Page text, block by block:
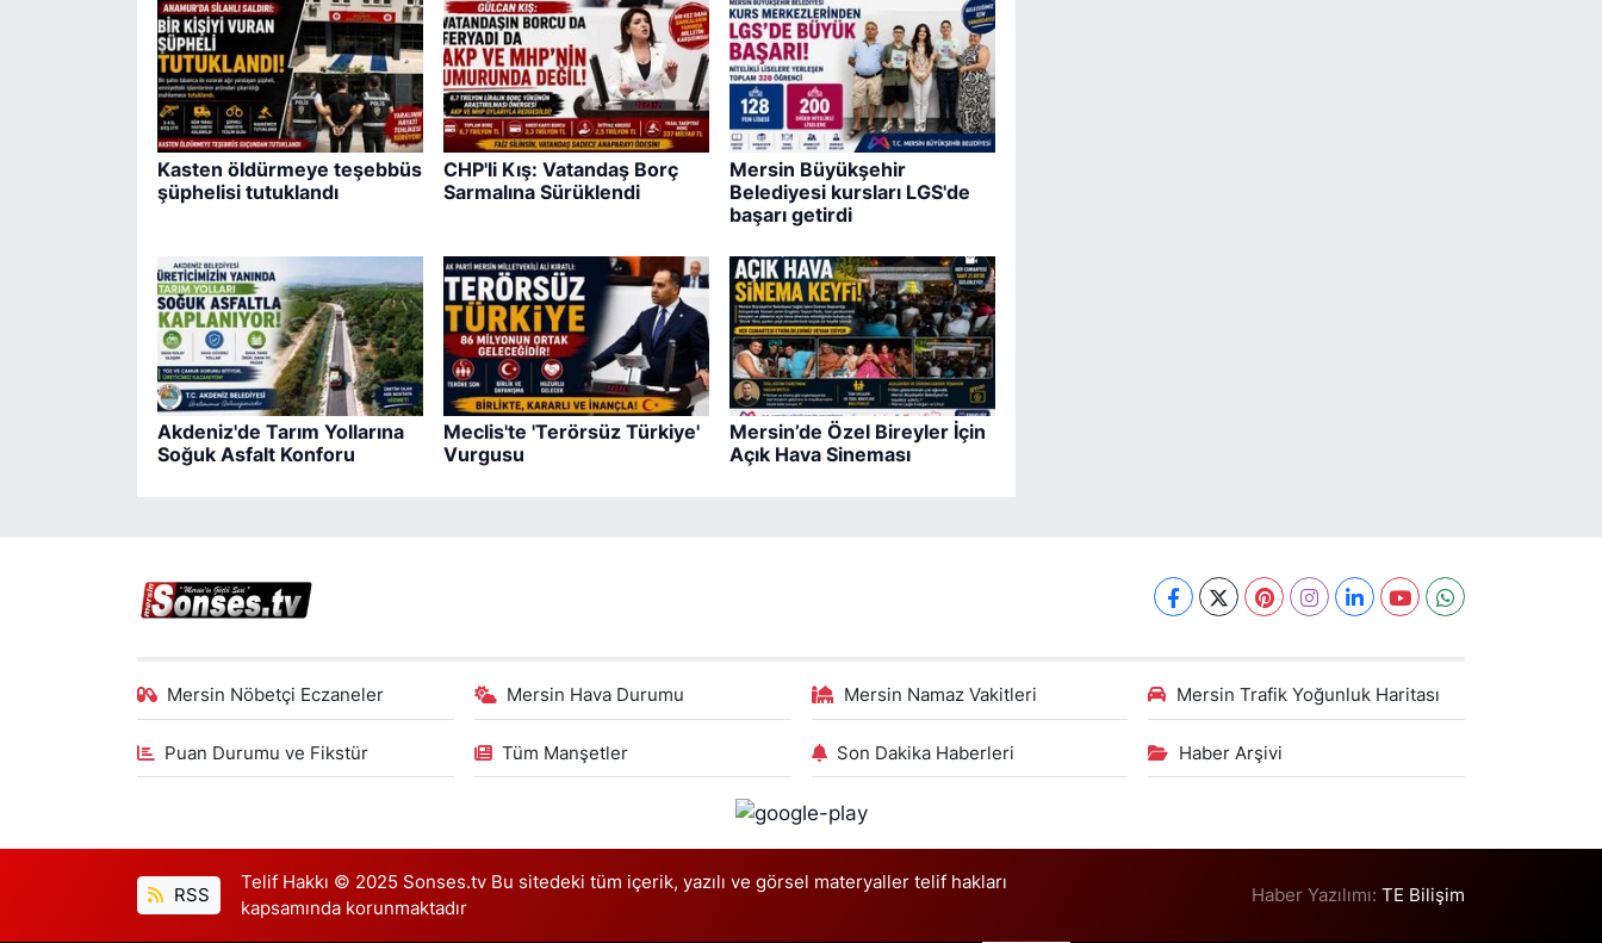
Kasten öldürmeye teşebbüs
şüphelisi tutuklandı
CHP'li Kış: Vatandaş Borç
Sarmalına Sürüklendi
Mersin Büyükşehir
Belediyesi kursları LGS'de
başarı getirdi
Akdeniz'de Tarım Yollarına
Soğuk Asfalt Konforu
Meclis'te 'Terörsüz Türkiye'
Vurgusu
Mersin’de Özel Bireyler İçin
Açık Hava Sineması
Mersin Nöbetçi Eczaneler Mersin Hava Durumu Mersin Namaz Vakitleri Mersin Trafik Yoğunluk Haritası
Puan Durumu ve Fikstür Tüm Manşetler Son Dakika Haberleri Haber Arşivi
RSS
Telif Hakkı © 2025 Sonses.tv Bu sitedeki tüm içerik, yazılı ve görsel materyaller telif hakları
kapsamında korunmaktadır
Haber Yazılımı:TE Bilişim